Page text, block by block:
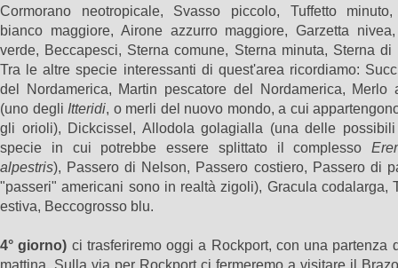
Cormorano neotropicale, Svasso piccolo, Tuffetto
bianco maggiore, Airone azzurro maggiore, Garzetta
verde, Beccapesci, Sterna comune, Sterna minuta, Sterna di
Tra le altre specie interessanti di quest'area ricordiamo:
del Nordamerica, Martin pescatore del Nordamerica, Merlo
(uno degli Itteridi, o merli del nuovo mondo, a cui
gli orioli), Dickcissel, Allodola golagialla (una delle
specie in cui potrebbe essere splittato il complesso
alpestris), Passero di Nelson, Passero costiero, Passero di
"passeri" americani sono in realtà zigoli), Gracula codalarga,
estiva, Beccogrosso blu.
4° giorno) ci trasferiremo oggi a Rockport, con una partenza
mattina. Sulla via per Rockport ci fermeremo a visitare il